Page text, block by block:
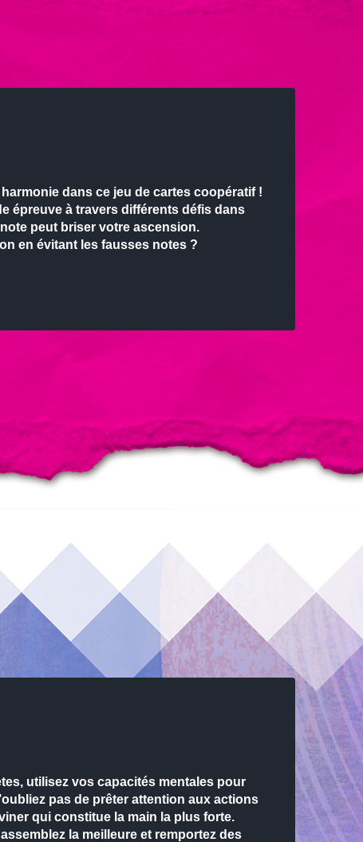
dans ce jeu de cartes coopératif!
épreuve à travers différents défis dans
peut briser votre ascension.
en évitant les fausses notes ?
utilisez vos capacités mentales pour
pas de prêter attention aux actions
qui constitue la main la plus forte.
la meilleure et remportez des